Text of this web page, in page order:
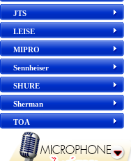
JTS
LEISE
MIPRO
Sennheiser
SHURE
Sherman
TOA